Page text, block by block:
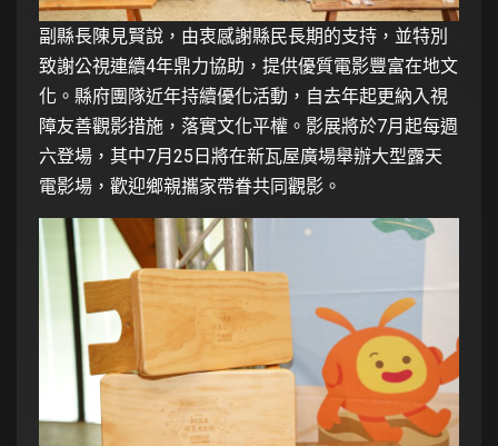
副縣長陳見賢說，由衷感謝縣民長期的支持，並特別
致謝公視連續4年鼎力協助，提供優質電影豐富在地文
化。縣府團隊近年持續優化活動，自去年起更納入視
障友善觀影措施，落實文化平權。影展將於7月起每週
六登場，其中7月25日將在新瓦屋廣場舉辦大型露天
電影場，歡迎鄉親攜家帶眷共同觀影。